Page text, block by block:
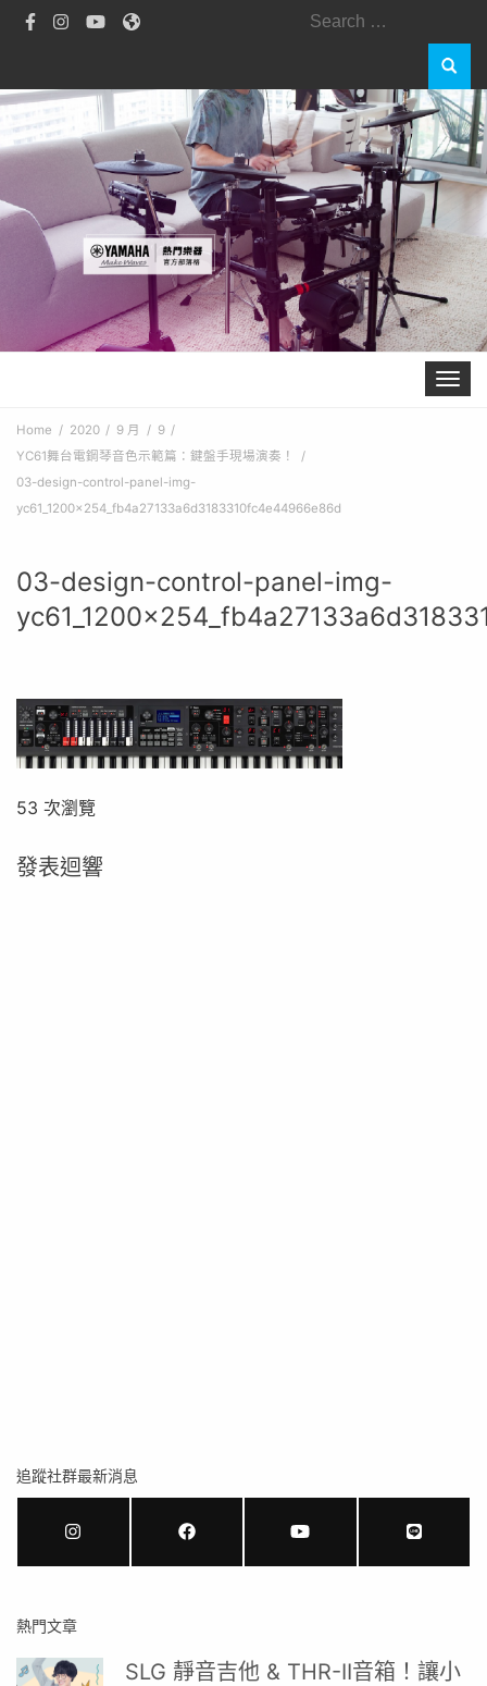
Search
Toggle
Home 2020 9 月
9
YC61舞台電鋼琴音色示範篇：鍵盤手現場演奏！
03-design-control-panel-img-
yc61_1200x254_fb4a27133a6d3183310fc4e44966e86d
03-design-control-panel-img-
53 次瀏覽
發表迴響
追蹤社群最新消息
熱門文章
SLG 靜音吉他 & THR-II音箱！讓小